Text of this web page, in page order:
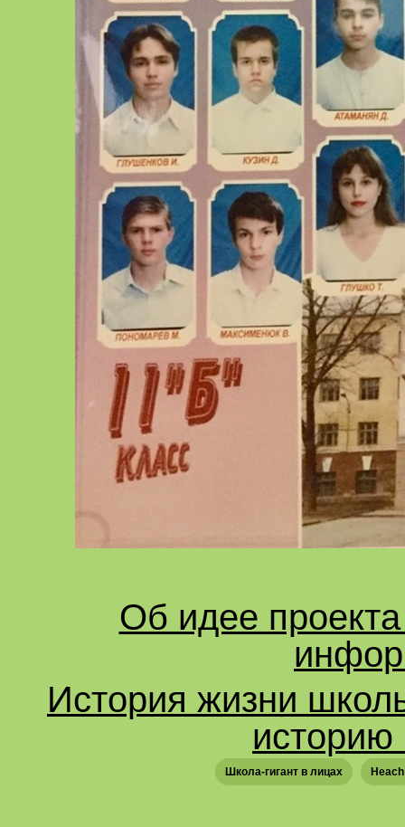
Об идее
История жизни
историю
Школа-гигант в лицах Heach